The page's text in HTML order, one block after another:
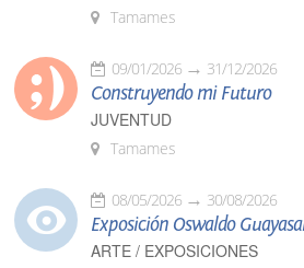
Tamames
09/01/2026 31/12/2026
Construyendo mi Futuro
JUVENTUD
Tamames
08/05/2026 30/08/2026
Exposición Oswaldo
ARTE / EXPOSICIONES